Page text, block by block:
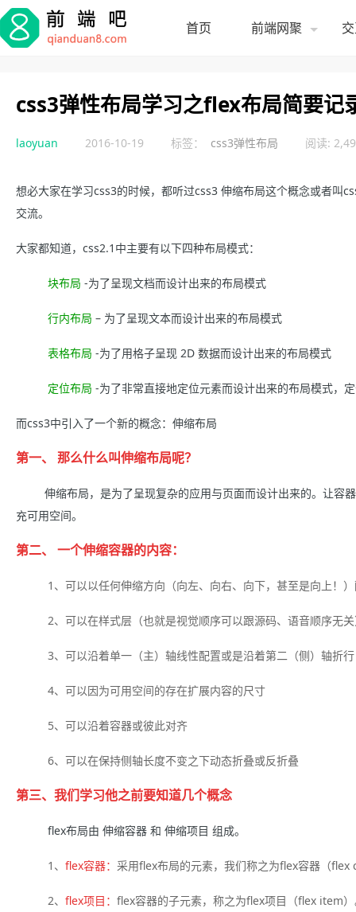
首页 前端网聚
css3弹性布局学习之flex布局简要记
laoyuan 2016-10-19 标签： css3弹性布局 阅读:
想必大家在学习css3的时候，都听过css3 伸缩布局这个概念或者叫
交流。
大家都知道，css2.1中主要有以下四种布局模式：
块布局 -为了呈现文档而设计出来的布局模式
行内布局 – 为了呈现文本而设计出来的布局模式
表格布局 -为了用格子呈现 2D 数据而设计出来的布局模式
定位布局 -为了非常直接地定位元素而设计出来的布局模式，
而css3中引入了一个新的概念：伸缩布局
第一、 那么什么叫伸缩布局呢？
伸缩布局，是为了呈现复杂的应用与页面而设计出来的。让容
充可用空间。
第二、 一个伸缩容器的内容：
1、可以以任何伸缩方向（向左、向右、向下，甚至是向上！
2、可以在样式层（也就是视觉顺序可以跟源码、语音顺序无
3、可以沿着单一（主）轴线性配置或是沿着第二（侧）轴折行
4、可以因为可用空间的存在扩展内容的尺寸
5、可以沿着容器或彼此对齐
6、可以在保持侧轴长度不变之下动态折叠或反折叠
第三、我们学习他之前要知道几个概念
flex布局由 伸缩容器 和 伸缩项目 组成。
1、 flex容器： 采用flex布局的元素，我们称之为flex容器（
2、 flex项目： flex容器的子元素，称之为flex项目（flex item